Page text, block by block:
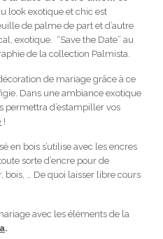
look exotique et chic est
de palme de part et d’autre
exotique. “Save the Date” au
de la collection Palmista.
de mariage grâce à ce
Dans une ambiance exotique
permettra d’estampiller vos
!
en bois s’utilise avec les encres
sorte d’encre pour de
bois, … De quoi laisser libre cours
avec les éléments de la
.